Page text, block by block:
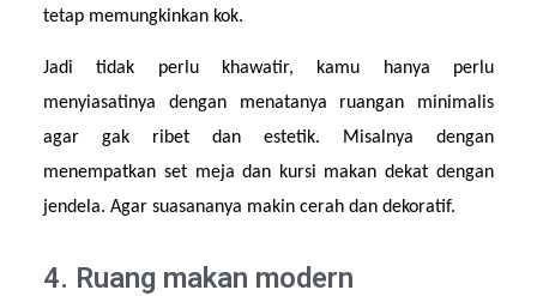
tetap memungkinkan kok.
Jadi tidak perlu khawatir, kamu hanya perlu
menyiasatinya dengan menatanya ruangan minimalis
agar gak ribet dan estetik. Misalnya dengan
menempatkan set meja dan kursi makan dekat dengan
jendela. Agar suasananya makin cerah dan dekoratif.
4. Ruang makan modern